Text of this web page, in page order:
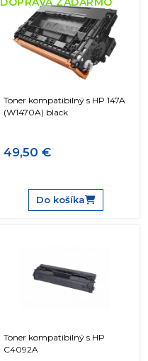
Toner kompatibilný s HP 147A
(W1470A) black
49,50 €
Do košíka
Toner kompatibilný s HP
C4092A